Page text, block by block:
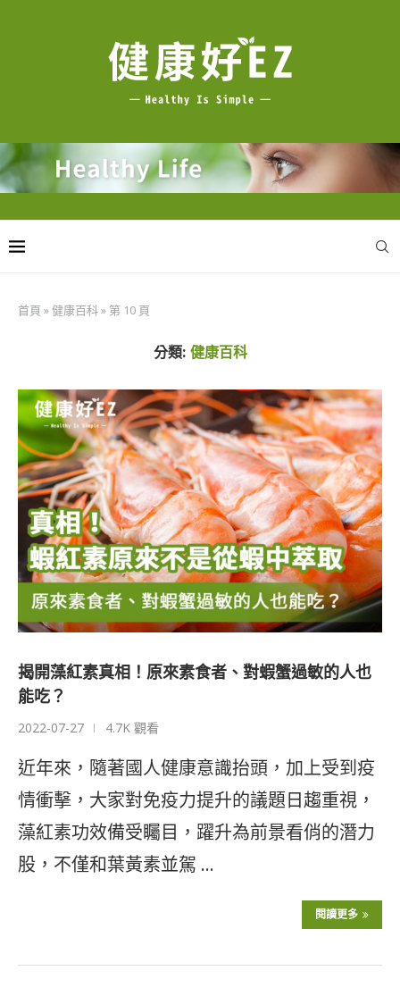
首頁 »健康百科» 第 10 頁
分類: 健康百科
揭開藻紅素真相！原來素食者、對蝦蟹過敏的人也
能吃？
2022-07-27 4.7K 觀看
近年來，隨著國人健康意識抬頭，加上受到疫
情衝擊，大家對免疫力提升的議題日趨重視，
藻紅素功效備受矚目，躍升為前景看俏的潛力
股，不僅和葉黃素並駕 …
閱讀更多